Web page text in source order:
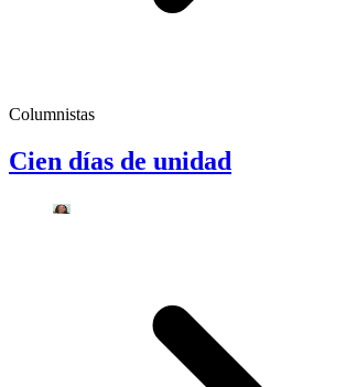
Columnistas
Cien días de unidad